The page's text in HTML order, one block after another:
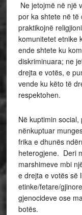
Ne jetojmë në një
por ka shtete në të
praktikojnë
komunitetet etnike
ende shtete ku
diskriminuara; ne
drejta e votës, e
vende ku këto të
respektohen.
Në kuptimin
nënkuptuar
frika e dhunës
heterogjene. Deri
marshimeve mbi
e drejta e votës së
etinke/fetare/
gjenocideve ose
botës.